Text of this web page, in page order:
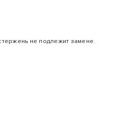
не подлежит замене.